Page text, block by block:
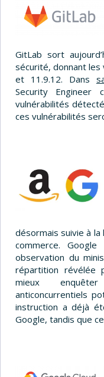
GitLab sort
sécurité, donnant les
et 11.9.12. Dans
Security
vulnérabilités
ces vulnérabilités
désormais suivie à
commerce.
observation du
répartition révélée
mieux
anticoncurrentiels
instruction a déjà
Google, tandis que